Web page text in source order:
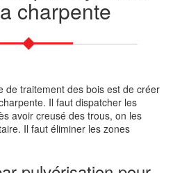
charpente
de traitement des bois est de créer
Il faut dispatcher les
avoir creusé des trous, on les
Il faut éliminer les zones